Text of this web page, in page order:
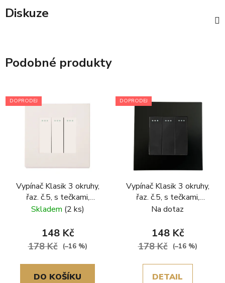
Diskuze
Podobné produkty
DOPRODEJ
Vypínač Klasik 3 okruhy,
řaz. č.5, s tečkami,
plastový rámeček, bílá
Skladem (2 ks)
148 Kč
178 Kč (–16 %)
DO KOŠÍKU
DOPRODEJ
Vypínač Klasik 3 okruhy,
řaz. č.5, s tečkami,
plastový rámeček, černá
Na dotaz
148 Kč
178 Kč (–16 %)
DETAIL